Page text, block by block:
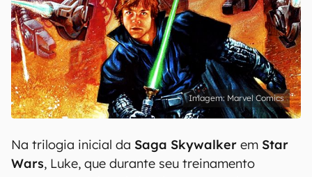
Marvel Comics
Na trilogia inicial da Saga Skywalker em Star
Wars, Luke, que durante seu treinamento